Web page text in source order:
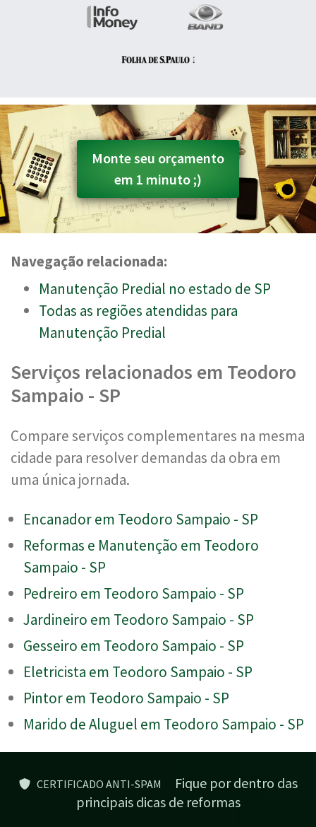
Monte seu orçamento
em 1 minuto ;)
Navegação relacionada:
Manutenção Predial no estado de SP
Todas as regiões atendidas para
Manutenção Predial
Serviços relacionados em Teodoro
Sampaio - SP
Compare serviços complementares na mesma
cidade para resolver demandas da obra em
uma única jornada.
Encanador em Teodoro Sampaio - SP
Reformas e Manutenção em Teodoro
Sampaio - SP
Pedreiro em Teodoro Sampaio - SP
Jardineiro em Teodoro Sampaio - SP
Gesseiro em Teodoro Sampaio - SP
Eletricista em Teodoro Sampaio - SP
Pintor em Teodoro Sampaio - SP
Marido de Aluguel em Teodoro Sampaio - SP
CERTIFICADO ANTI-SPAM
Fique por dentro das
principais dicas de reformas